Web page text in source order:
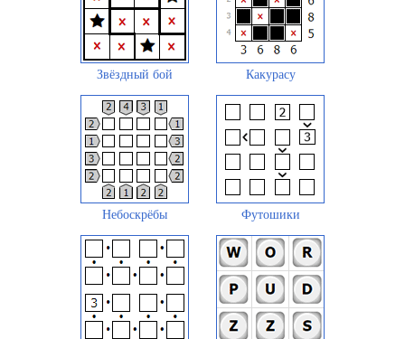
Звёздный бой Какурасу
Небоскрёбы Футошики